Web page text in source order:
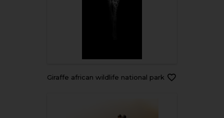
Giraffe african wildlife national park